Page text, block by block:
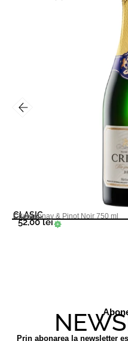
CLASIC
Cricova
Chardonnay & Pinot Noir 750 ml
52,00lei
Prin abonarea la newsletter